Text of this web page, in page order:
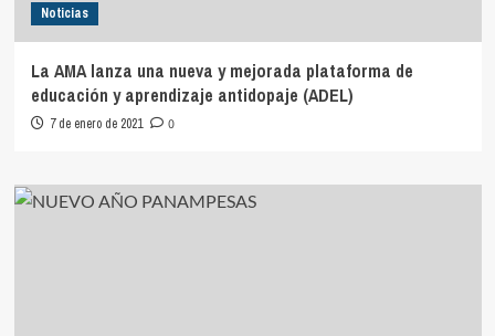
Noticias
La AMA lanza una nueva y mejorada plataforma de
educación y aprendizaje antidopaje (ADEL)
7 de enero de 2021 0